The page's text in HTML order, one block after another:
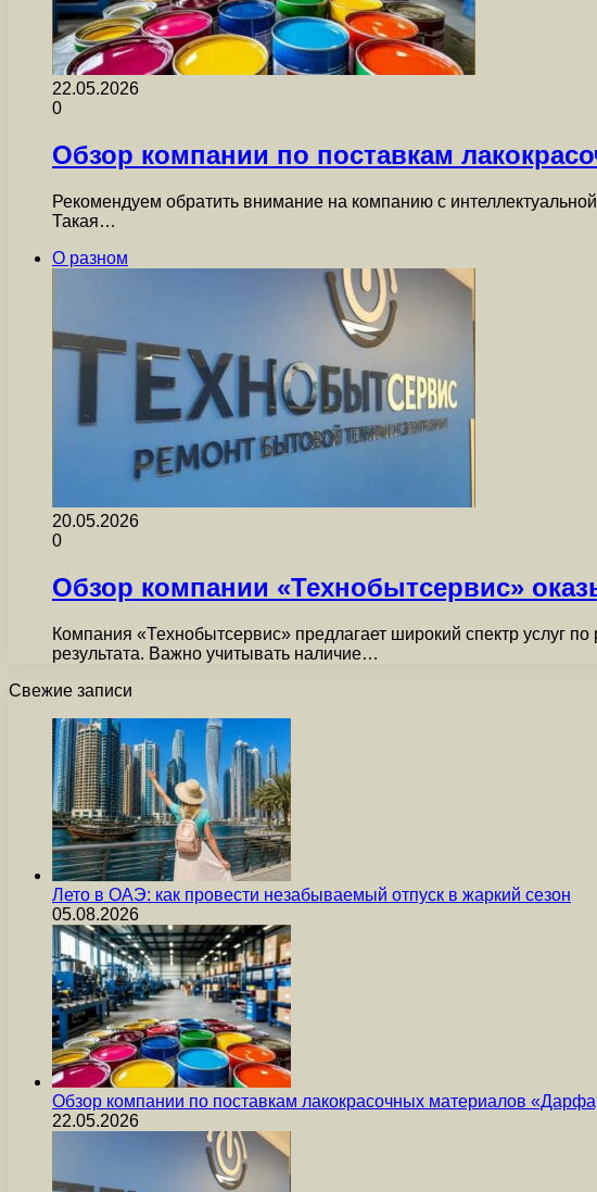
22.05.2026
0
Обзор компании по поставкам
Рекомендуем обратить внимание на компанию с
Такая…
О разном
20.05.2026
0
Обзор компании «Технобытсервис»
Компания «Технобытсервис» предлагает широкий спектр услуг
результата. Важно учитывать наличие…
Свежие записи
Лето в ОАЭ: как провести незабываемый отпуск в жаркий сезон
05.08.2026
Обзор компании по поставкам лакокрасочных материалов
22.05.2026